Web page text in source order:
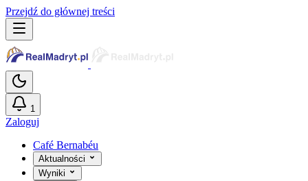
Przejdź do głównej treści
1
Zaloguj
Café Bernabéu
Aktualności
Wyniki